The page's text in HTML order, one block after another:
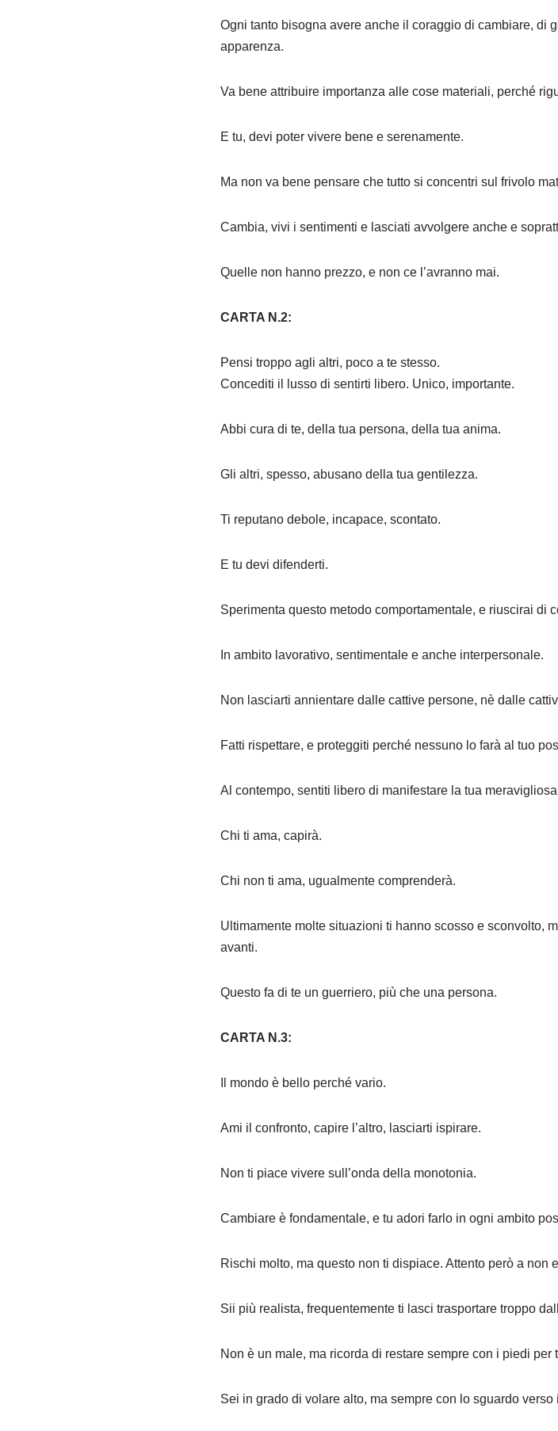
Ogni tanto bisogna avere anche il coraggio di cambiare, di
apparenza.
Va bene attribuire importanza alle cose materiali, perché
E tu, devi poter vivere bene e serenamente.
Ma non va bene pensare che tutto si concentri sul frivolo
Cambia, vivi i sentimenti e lasciati avvolgere anche e
Quelle non hanno prezzo, e non ce l’avranno mai.
CARTA N.2:
Pensi troppo agli altri, poco a te stesso.
Concediti il lusso di sentirti libero. Unico, importante.
Abbi cura di te, della tua persona, della tua anima.
Gli altri, spesso, abusano della tua gentilezza.
Ti reputano debole, incapace, scontato.
E tu devi difenderti.
Sperimenta questo metodo comportamentale, e riuscirai di
In ambito lavorativo, sentimentale e anche interpersonale.
Non lasciarti annientare dalle cattive persone, nè dalle
Fatti rispettare, e proteggiti perché nessuno lo farà al tuo
Al contempo, sentiti libero di manifestare la tua
Chi ti ama, capirà.
Chi non ti ama, ugualmente comprenderà.
Ultimamente molte situazioni ti hanno scosso e sconvolto,
avanti.
Questo fa di te un guerriero, più che una persona.
CARTA N.3:
Il mondo è bello perché vario.
Ami il confronto, capire l’altro, lasciarti ispirare.
Non ti piace vivere sull’onda della monotonia.
Cambiare è fondamentale, e tu adori farlo in ogni ambito
Rischi molto, ma questo non ti dispiace. Attento però a non
Sii più realista, frequentemente ti lasci trasportare troppo
Non è un male, ma ricorda di restare sempre con i piedi per
Sei in grado di volare alto, ma sempre con lo sguardo